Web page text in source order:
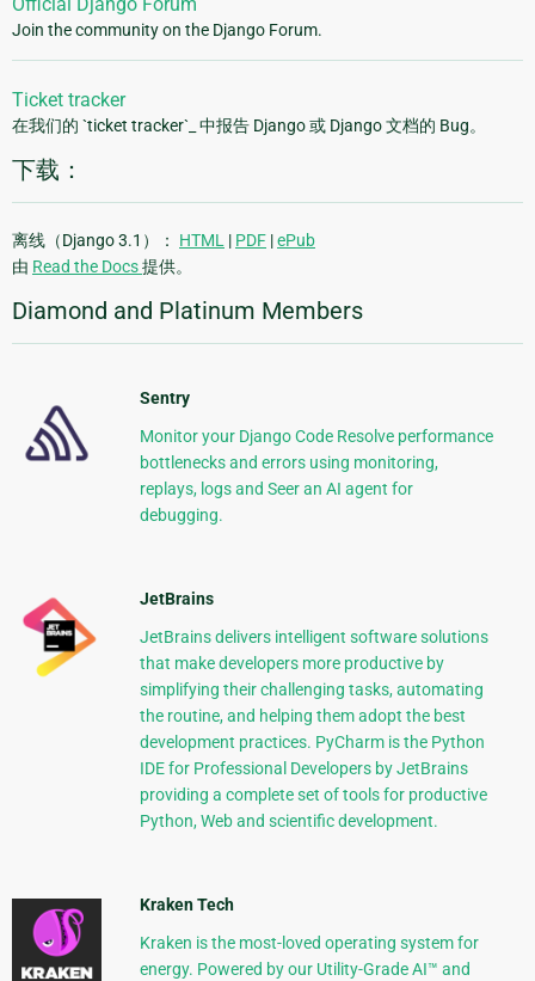
Join the community on the Django Forum.
Ticket tracker
在我们的 `ticket tracker`_ 中报告 Django 或 Django 文档的 Bug。
下载：
离线（Django 3.1）： HTML | PDF |ePub
由 Read the Docs提供。
Diamond and Platinum Members
Sentry
Monitor your Django Code Resolve performance
bottlenecks and errors using monitoring,
replays, logs and Seer an AI agent for
debugging.
JetBrains
JetBrains delivers intelligent software solutions
that make developers more productive by
simplifying their challenging tasks, automating
the routine, and helping them adopt the best
development practices. PyCharm is the Python
IDE for Professional Developers by JetBrains
providing a complete set of tools for productive
Python, Web and scientific development.
Kraken Tech
Kraken is the most-loved operating system for
energy. Powered by our Utility-Grade AI™ and